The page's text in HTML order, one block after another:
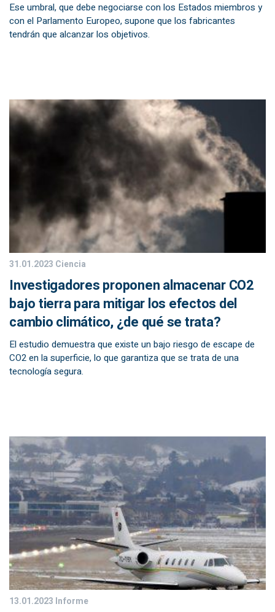
Ese umbral, que debe negociarse con los Estados miembros y
con el Parlamento Europeo, supone que los fabricantes
tendrán que alcanzar los objetivos.
31.01.2023 Ciencia
Investigadores proponen almacenar CO2
bajo tierra para mitigar los efectos del
cambio climático, ¿de qué se trata?
El estudio demuestra que existe un bajo riesgo de escape de
CO2 en la superficie, lo que garantiza que se trata de una
tecnología segura.
13.01.2023 Informe